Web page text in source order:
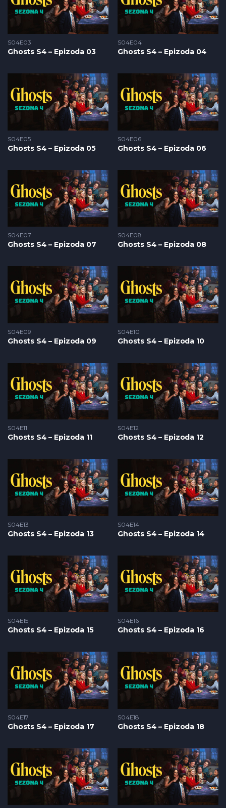
S04E03
Ghosts S4 – Epizoda 03
S04E04
Ghosts S4 – Epizoda 04
S04E05
Ghosts S4 – Epizoda 05
S04E06
Ghosts S4 – Epizoda 06
S04E07
Ghosts S4 – Epizoda 07
S04E08
Ghosts S4 – Epizoda 08
S04E09
Ghosts S4 – Epizoda 09
S04E10
Ghosts S4 – Epizoda 10
S04E11
Ghosts S4 – Epizoda 11
S04E12
Ghosts S4 – Epizoda 12
S04E13
Ghosts S4 – Epizoda 13
S04E14
Ghosts S4 – Epizoda 14
S04E15
Ghosts S4 – Epizoda 15
S04E16
Ghosts S4 – Epizoda 16
S04E17
Ghosts S4 – Epizoda 17
S04E18
Ghosts S4 – Epizoda 18